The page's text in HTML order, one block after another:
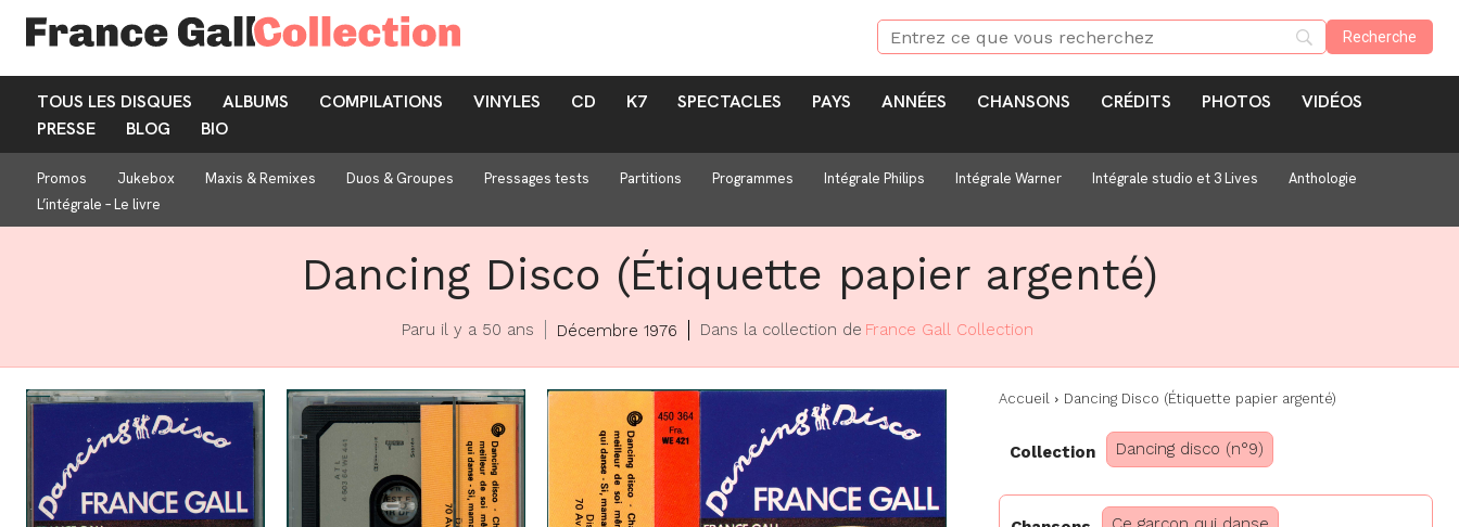
TOUS LES DISQUES ALBUMS COMPILATIONS VINYLES CD K7 SPECTACLES PAYS ANNÉES CHANSONS CRÉDITS PHOTOS
VIDÉOS
PRESSE
BLOG BIO
Promos Jukebox Maxis & Remixes Duos & Groupes Pressages tests Partitions Programmes Intégrale Philips Intégrale Warner Intégrale studio et 3 Lives
Anthologie
L’intégrale – Le livre
Dancing Disco (Étiquette papier argenté)
Paru il y a 50 ans Décembre 1976 Dans la collection de France Gall Collection
Accueil Dancing Disco (Étiquette papier argenté)
Collection Dancing disco (n°9)